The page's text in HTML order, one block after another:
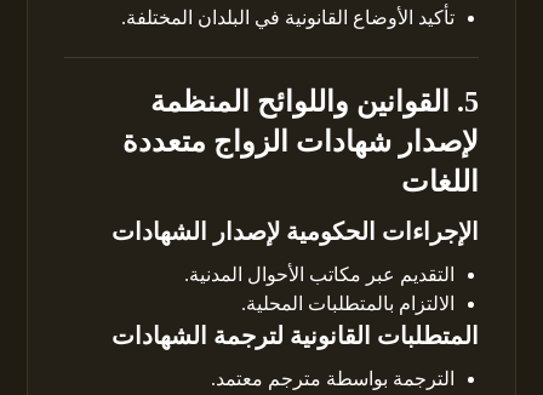
تأكيد الأوضاع القانونية في البلدان المختلفة.
5. القوانين واللوائح المنظمة
لإصدار شهادات الزواج متعددة
اللغات
الإجراءات الحكومية لإصدار الشهادات
التقديم عبر مكاتب الأحوال المدنية.
الالتزام بالمتطلبات المحلية.
المتطلبات القانونية لترجمة الشهادات
الترجمة بواسطة مترجم معتمد.